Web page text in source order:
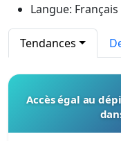
Langue: Français
Tendances
Accès égal au